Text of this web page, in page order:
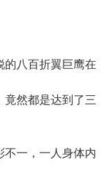
八百折翼巨鹰在
竟然都是达到了三
一，一人身体内